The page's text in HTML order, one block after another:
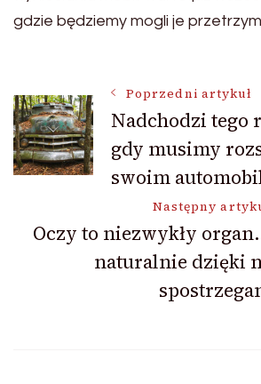
gdzie będziemy mogli je
Nawigacja
wpisu
Poprzedni artykuł
Nadchodzi tego
gdy musimy
swoim
Następny
Oczy to niezwykły
naturalnie dzięki